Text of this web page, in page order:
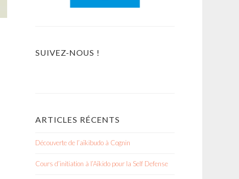
SUIVEZ-NOUS !
ARTICLES RÉCENTS
Découverte de l’aïkibudo à Cognin
Cours d’initiation à l’Aïkido pour la Self Defense